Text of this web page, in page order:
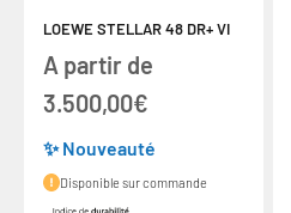
LOEWE STELLAR 48 DR+ VI
Prix de vente
A partir de
3.500,00€
✨ Nouveauté
Disponible sur commande